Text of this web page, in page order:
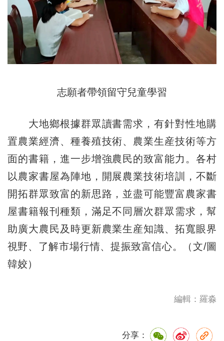
志願者帶領留守兒童學習
大地鄉根據群眾讀書需求，有針對性地購
置農業經濟、種養殖技術、農業生産技術等方
面的書籍，進一步增強農民的致富能力。各村
以農家書屋為陣地，開展農業技術培訓，不斷
開拓群眾致富的新思路，並盡可能豐富農家書
屋書籍報刊種類，滿足不同層次群眾需求，幫
助廣大農民及時更新農業生産知識、拓寬眼界
視野、了解市場行情、提振致富信心。（文/圖
韓姣）
編輯：羅淼
分享：